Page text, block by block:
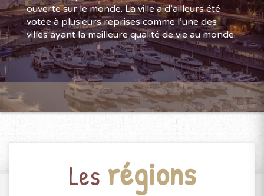
ouverte sur le monde. La ville a d’ailleurs été
votée à plusieurs reprises comme l’une des
villes ayant la meilleure qualité de vie au monde.
Les régions